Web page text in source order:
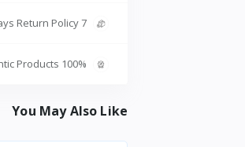
7 Days Return Policy
100% Authentic Products
You May Also Like